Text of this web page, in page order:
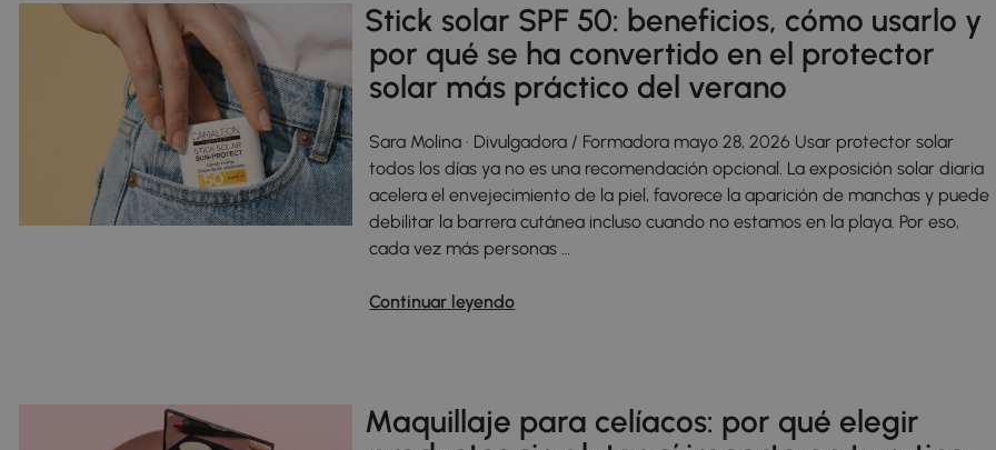
Stick solar SPF 50: beneficios, cómo usarlo y
por qué se ha convertido en el protector
solar más práctico del verano
Sara Molina · Divulgadora / Formadora mayo 28, 2026 Usar protector solar
todos los días ya no es una recomendación opcional. La exposición solar diaria
acelera el envejecimiento de la piel, favorece la aparición de manchas y puede
debilitar la barrera cutánea incluso cuando no estamos en la playa. Por eso,
cada vez más personas …
Continuar leyendo
Maquillaje para celíacos: por qué elegir